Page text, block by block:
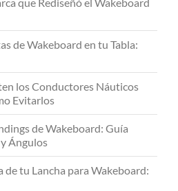
de Wakeboard en tu Tabla:
los Conductores Náuticos
Evitarlos
de Wakeboard: Guía
Ángulos
de tu Lancha para Wakeboard: